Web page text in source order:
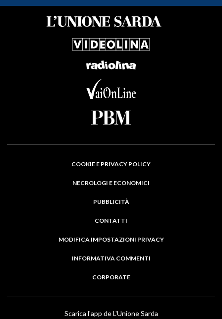
COOKIE E PRIVACY POLICY
NECROLOGI E ECONOMICI
PUBBLICITÀ
CONTATTI
MODIFICA IMPOSTAZIONI PRIVACY
INFORMATIVA COMMENTI
CORPORATE
Scarica l'app de L'Unione Sarda